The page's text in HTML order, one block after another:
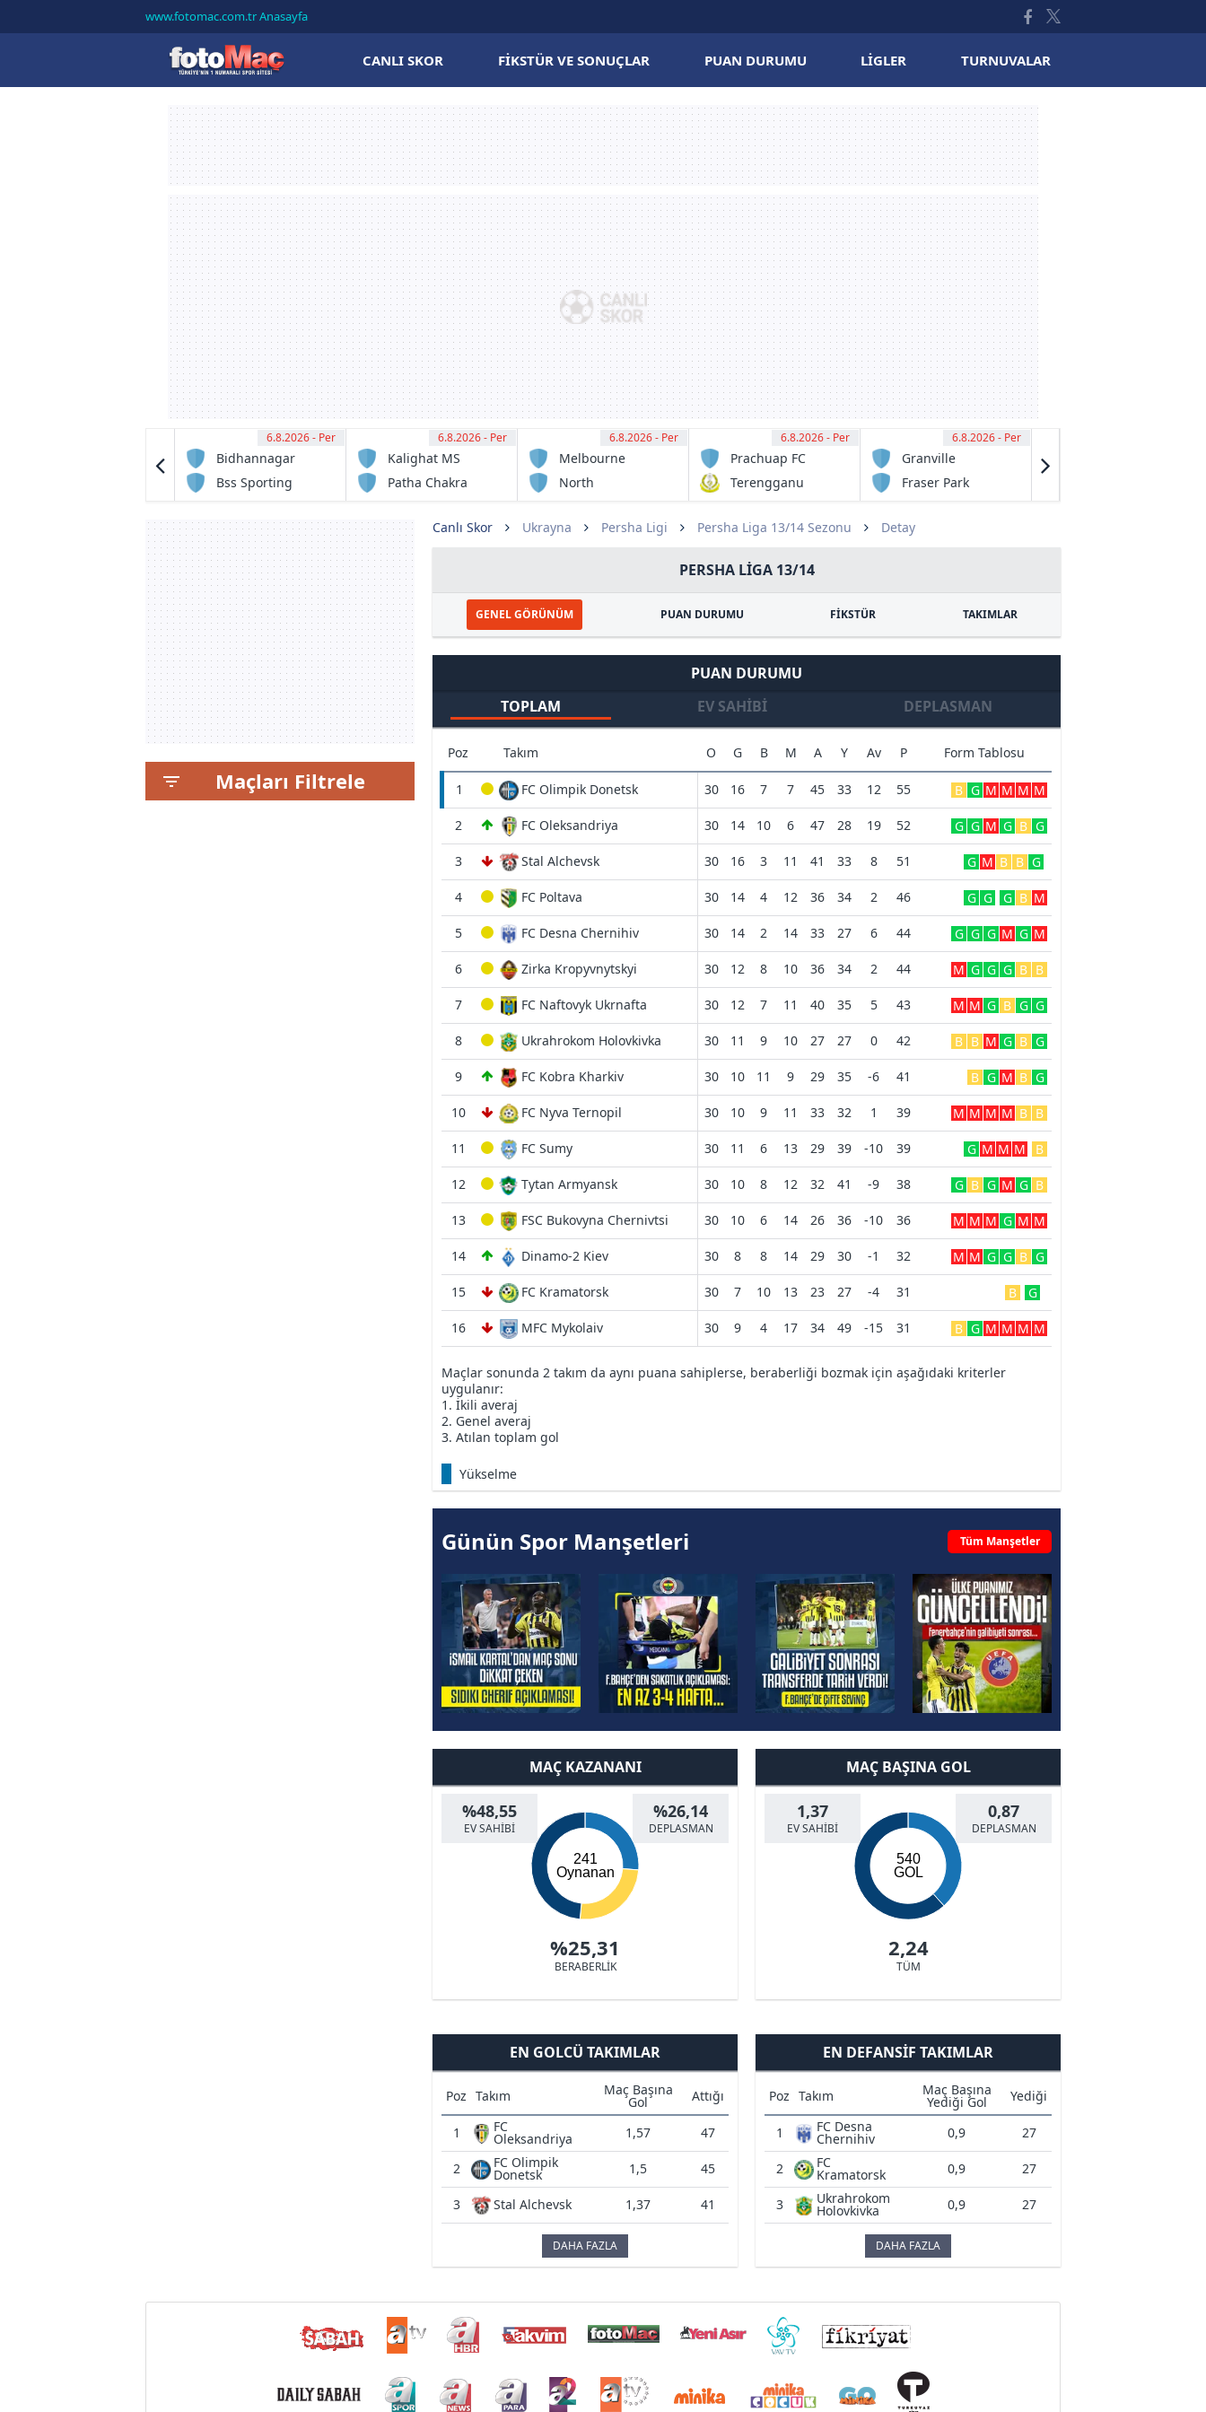
www.fotomac.com.tr Anasayfa
CANLI SKOR FIKSTÜR VE SONUÇLAR PUAN DURUMU LIGLER TURNUVALAR
12:30
6.8.2026 - Per
Bidhannagar
Msa
Bss Sporting
12:30
6.8.2026 - Per
Kalighat MS
Patha Chakra
13:00
6.8.2026 - Per
Melbourne
Victory FC
North
Eagles FC
13:00
6.8.2026 - Per
Prachuap FC
Terengganu
13:00
6.8.2026 - Per
Granville
Rage
Fraser Park
Maçları Filtrele
Canlı Skor Ukrayna Persha Ligi Persha Liga 13/14 Sezonu Detay
PERSHA LIGA 13/14
GENEL GÖRÜNÜM PUAN DURUMU FİKSTÜR TAKIMLAR
PUAN DURUMU
TOPLAM
EV SAHIBI DEPLASMAN
Poz Takım O G B M A Y Av P Form Tablosu
1 FC Olimpik Donetsk 30 16 7 7 45 33 12 55 B G M M M M
2 FC Oleksandriya 30 14 10 6 47 28 19 52 G G M G B G
3 Stal Alchevsk 30 16 3 11 41 33 8 51 G M B B G
4 FC Poltava 30 14 4 12 36 34 2 46 G G G B M
5 FC Desna Chernihiv 30 14 2 14 33 27 6 44 G G G M G M
6 Zirka Kropyvnytskyi 30 12 8 10 36 34 2 44 M G G G B B
7 FC Naftovyk Ukrnafta 30 12 7 11 40 35 5 43 M M G B G G
8 Ukrahrokom Holovkivka 30 11 9 10 27 27 0 42 B B M G B G
9 FC Kobra Kharkiv 30 10 11 9 29 35 -6 41 B G M B G
10 FC Nyva Ternopil 30 10 9 11 33 32 1 39 M M M M B B
11 FC Sumy 30 11 6 13 29 39 -10 39 G M M M B
12 Tytan Armyansk 30 10 8 12 32 41 -9 38 G B G M G B
13 FSC Bukovyna Chernivtsi 30 10 6 14 26 36 -10 36 M M M G M M
14 Dinamo-2 Kiev 30 8 8 14 29 30 -1 32 M M G G B G
15 FC Kramatorsk 30 7 10 13 23 27 -4 31 B G
16 MFC Mykolaiv 30 9 4 17 34 49 -15 31 B G M M M M
Maçlar sonunda 2 takım da aynı puana sahiplerse, beraberliği bozmak için aşağıdaki kriterler
uygulanır:
1. İkili averaj
2. Genel averaj
3. Atılan toplam gol
Yükselme
Günün Spor Manşetleri Tüm Manşetler
MAÇ KAZANANI
%48,55
EV SAHİBİ
%26,14
DEPLASMAN
241
Oynanan
%25,31
BERABERLİK
MAÇ BAŞINA GOL
1,37
EV SAHİBİ
0,87
DEPLASMAN
540
GOL
2,24
TÜM
EN GOLCÜ TAKIMLAR
Poz Takım Maç Başına
Gol Attığı
1 FC
Oleksandriya 1,57 47
2 FC Olimpik
Donetsk 1,5 45
3 Stal Alchevsk 1,37 41
DAHA FAZLA
EN DEFANSIF TAKIMLAR
Poz Takım Maç Başına
Yediği Gol Yediği
1 FC Desna
Chernihiv 0,9 27
2 FC
Kramatorsk 0,9 27
3 Ukrahrokom
Holovkivka 0,9 27
DAHA FAZLA